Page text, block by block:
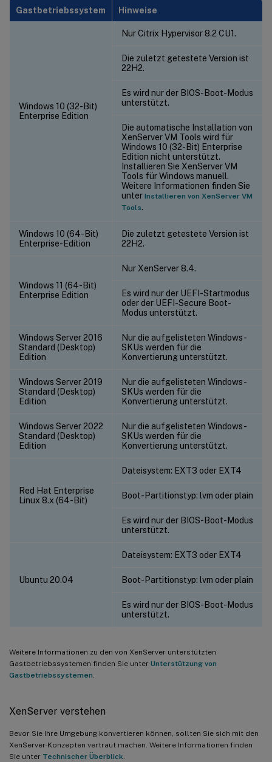
Gastbetriebssystem Hinweise
Windows 10 (32-Bit)
Enterprise Edition
Nur Citrix Hypervisor 8.2 CU1.
Die zuletzt getestete Version ist
22H2.
Es wird nur der BIOS-Boot-Modus
unterstützt.
Die automatische Installation von
XenServer VM Tools wird für
Windows 10 (32-Bit) Enterprise
Edition nicht unterstützt.
Installieren Sie XenServer VM
Tools für Windows manuell.
Weitere Informationen finden Sie
unter Installieren von XenServer VM
Tools.
Windows 10 (64-Bit)
Enterprise-Edition
Die zuletzt getestete Version ist
22H2.
Windows 11 (64-Bit)
Enterprise Edition
Nur XenServer 8.4.
Es wird nur der UEFI-Startmodus
oder der UEFI-Secure Boot-
Modus unterstützt.
Windows Server 2016
Standard (Desktop)
Edition
Nur die aufgelisteten Windows-
SKUs werden für die
Konvertierung unterstützt.
Windows Server 2019
Standard (Desktop)
Edition
Nur die aufgelisteten Windows-
SKUs werden für die
Konvertierung unterstützt.
Windows Server 2022
Standard (Desktop)
Edition
Nur die aufgelisteten Windows-
SKUs werden für die
Konvertierung unterstützt.
Red Hat Enterprise
Linux 8.x (64-Bit)
Dateisystem: EXT3 oder EXT4
Boot-Partitionstyp: lvm oder plain
Es wird nur der BIOS-Boot-Modus
unterstützt.
Ubuntu 20.04
Dateisystem: EXT3 oder EXT4
Boot-Partitionstyp: lvm oder plain
Es wird nur der BIOS-Boot-Modus
unterstützt.
Weitere Informationen zu den von XenServer unterstützten
Gastbetriebssystemen finden Sie unter Unterstützung von
Gastbetriebssystemen
XenServer verstehen
Bevor Sie Ihre Umgebung konvertieren können, sollten Sie sich mit den
XenServer-Konzepten vertraut machen. Weitere Informationen finden
Sie unter Technischer Überblick